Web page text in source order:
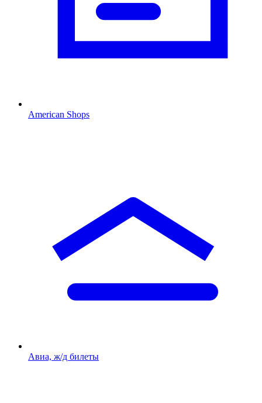
American Shops
Авиа, ж/д билеты